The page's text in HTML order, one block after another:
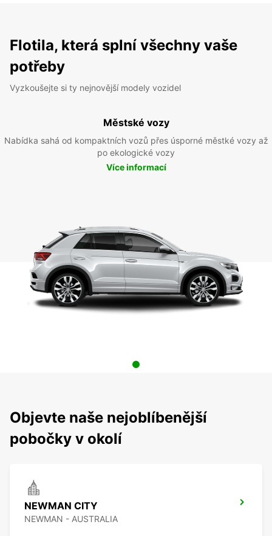
Flotila, která splní všechny vaše
potřeby
Vyzkoušejte si ty nejnovější modely vozidel
Městské vozy
Nabídka sahá od kompaktních vozů přes úsporné městké vozy až
po ekologické vozy
Více informací
Objevte naše nejoblíbenější
pobočky v okolí
NEWMAN CITY
NEWMAN - AUSTRALIA